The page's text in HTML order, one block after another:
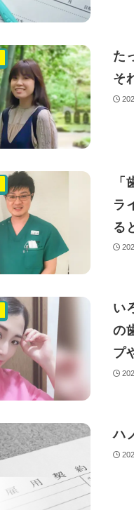
た
そ
ラ
る
い
の
プ
ハ